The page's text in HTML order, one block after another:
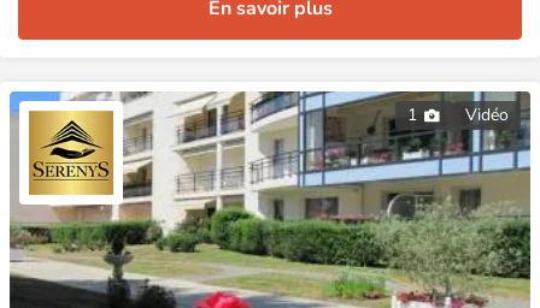
En savoir plus
1 Vidéo